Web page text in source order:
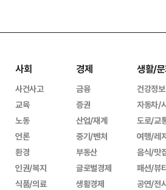
사회
사건사고
교육
노동
언론
환경
인권/복지
식품/의료
경제
금융
증권
산업/재계
중기/벤처
부동산
글로벌경제
생활경제
생활/
건강정보
자동차/
도로/교
여행/레
음식/맛
패션/뷰
공연/전